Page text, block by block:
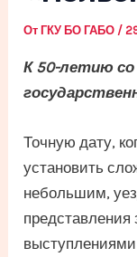
От ГКУ БО ГАБО /
К 50-летию
Точную дату,
установить
небольшим,
выступлениями